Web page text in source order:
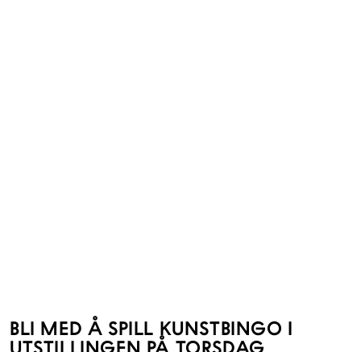
BLI MED Å SPILL KUNSTBINGO I